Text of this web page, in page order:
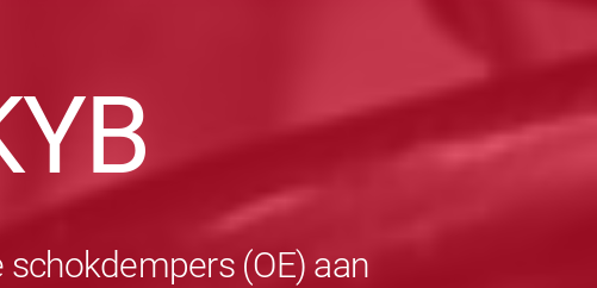
schokdempers (OE) aan